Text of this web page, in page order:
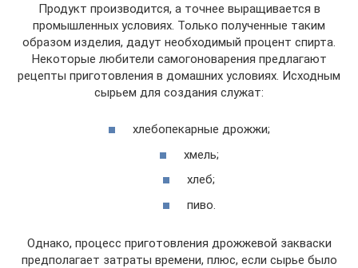
Продукт производится, а точнее выращивается в
промышленных условиях. Только полученные таким
образом изделия, дадут необходимый процент спирта.
Некоторые любители самогоноварения предлагают
рецепты приготовления в домашних условиях. Исходным
сырьем для создания служат:
хлебопекарные дрожжи;
хмель;
хлеб;
пиво.
Однако, процесс приготовления дрожжевой закваски
предполагает затраты времени, плюс, если сырье было